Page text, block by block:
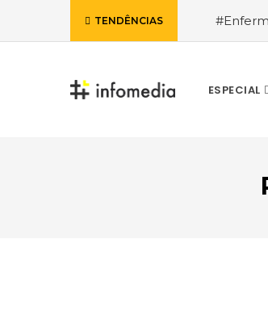
TENDÊNCIAS
ESPECIAL